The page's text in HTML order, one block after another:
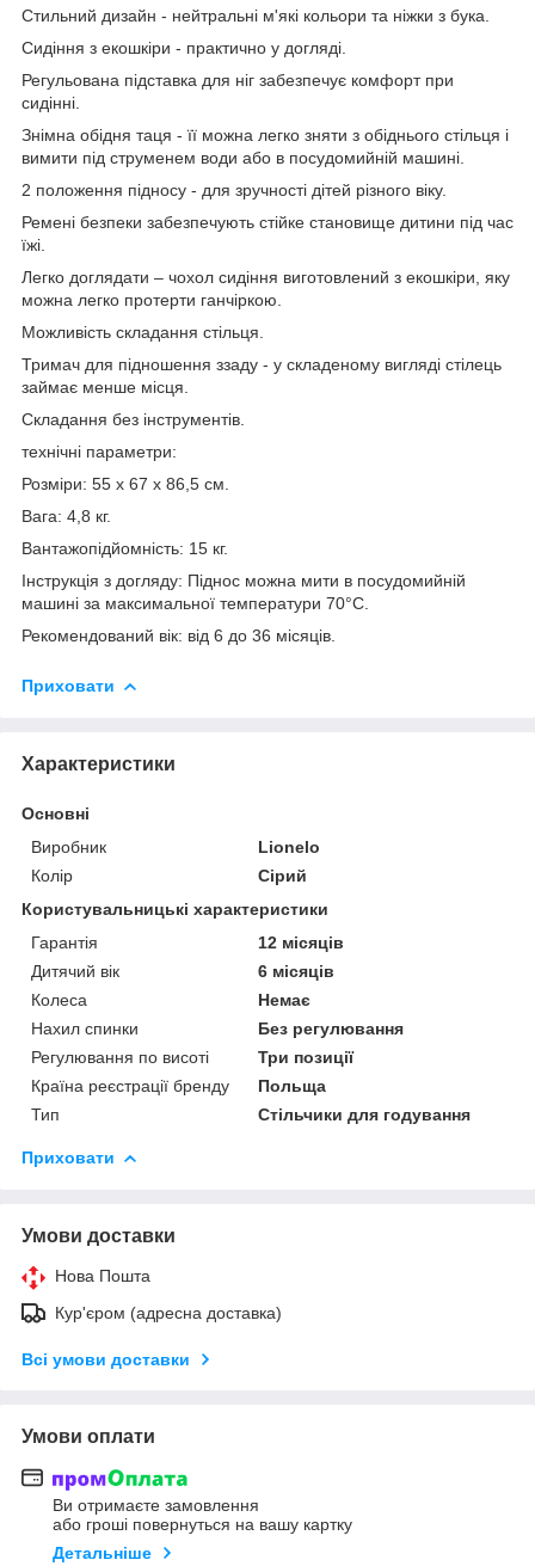
Стильний дизайн - нейтральні м'які кольори та ніжки з бука.
Сидіння з екошкіри - практично у догляді.
Регульована підставка для ніг забезпечує комфорт при
сидінні.
Знімна обідня таця - її можна легко зняти з обіднього стільця і
вимити під струменем води або в посудомийній машині.
2 положення підносу - для зручності дітей різного віку.
Ремені безпеки забезпечують стійке становище дитини під час
їжі.
Легко доглядати – чохол сидіння виготовлений з екошкіри, яку
можна легко протерти ганчіркою.
Можливість складання стільця.
Тримач для підношення ззаду - у складеному вигляді стілець
займає менше місця.
Складання без інструментів.
технічні параметри:
Розміри: 55 х 67 х 86,5 см.
Вага: 4,8 кг.
Вантажопідйомність: 15 кг.
Інструкція з догляду: Піднос можна мити в посудомийній
машині за максимальної температури 70°C.
Рекомендований вік: від 6 до 36 місяців.
Приховати
Характеристики
Основні
Виробник
Lionelo
Колір
Сірий
Користувальницькі характеристики
Гарантія
12 місяців
Дитячий вік
6 місяців
Колеса
Немає
Нахил спинки
Без регулювання
Регулювання по висоті
Три позиції
Країна реєстрації бренду
Польща
Тип
Стільчики для годування
Приховати
Умови доставки
Нова Пошта
Кур'єром (адресна доставка)
Всі умови доставки
Умови оплати
Ви отримаєте замовлення
або гроші повернуться на вашу картку
Детальніше